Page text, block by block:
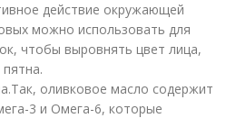
действие окружающей
можно использовать для
чтобы выровнять цвет лица,
оливковое масло содержит
3 и Омега-6, которые